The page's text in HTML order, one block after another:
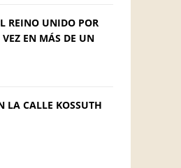
REINO UNIDO POR
EN MÁS DE UN
LA CALLE KOSSUTH